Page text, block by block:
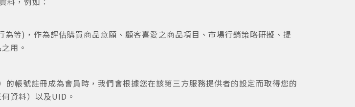
請依照信件中的指示重新登入。
的帳號重複登入，
一位使用者強制登出。
等)，作為評估購買商品意願、顧客喜愛之商品項目、市場行銷策略研擬、提
用。
帳號註冊成為會員時，我們會根據您在該第三方服務提供者的設定而取得您的
資料）以及UID。